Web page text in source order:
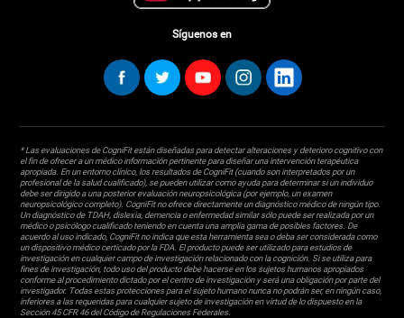
Síguenos en
* Las evaluaciones de CogniFit están diseñadas para detectar alteraciones y deterioro cognitivo con
el fin de ofrecer a un médico información pertinente para diseñar una intervención terapéutica
apropiada. En un entorno clínico, los resultados de CogniFit (cuando son interpretados por un
profesional de la salud cualificado), se pueden utilizar como ayuda para determinar si un individuo
debe ser dirigido a una posterior evaluación neuropsicológica (por ejemplo, un examen
neuropsicológico completo). CogniFit no ofrece directamente un diagnóstico médico de ningún tipo.
Un diagnóstico de TDAH, dislexia, demencia o enfermedad similar sólo puede ser realizada por un
médico o psicólogo cualificado teniendo en cuenta una amplia gama de posibles factores. De
acuerdo al uso indicado, CogniFit no indica que esta herramienta sea o deba ser considerada como
un dispositivo médico certicado por la FDA. El producto puede ser utilizado para estudios de
investigación en cualquier campo de investigación relacionado con la cognición. Si se utiliza para
fines de investigación, todo uso del producto debe hacerse en los sujetos humanos apropiados
conforme al procedimiento dictado por el centro de investigación y será una obligación por parte del
investigador. Todas estas protecciones para el sujeto humano nunca no podrán ser, en ningún caso,
inferiores a las requeridas para cualquier sujeto de investigación en virtud de lo dispuesto en la
Sección 45 CFR 46 del Código de Regulaciones Federales.